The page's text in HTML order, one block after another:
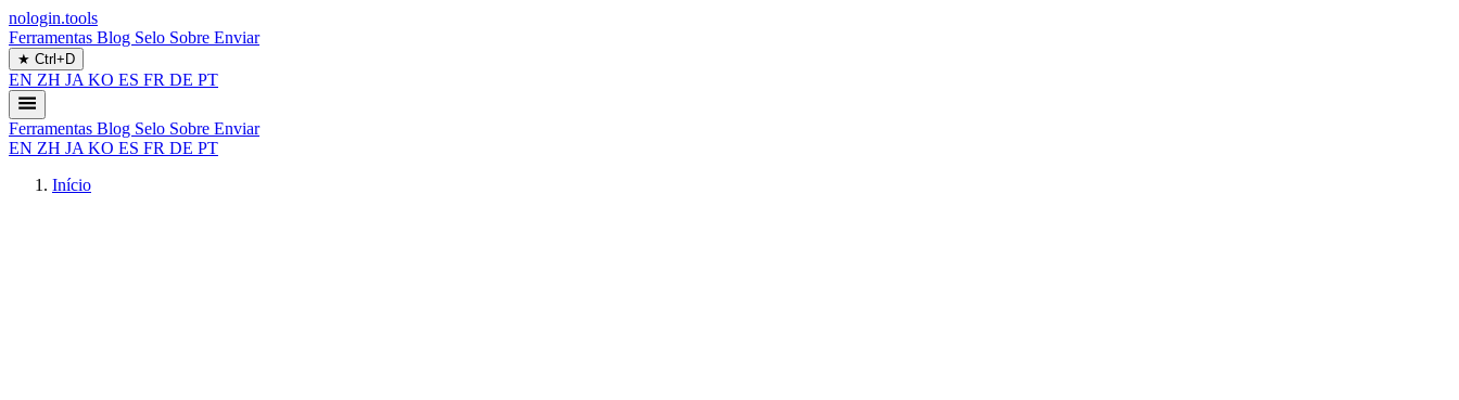
nologin.tools
Ferramentas Blog Selo Sobre Enviar
★ Ctrl+D
EN ZH JA KO ES FR DE PT
Ferramentas Blog Selo Sobre Enviar
EN ZH JA KO ES FR DE PT
Início